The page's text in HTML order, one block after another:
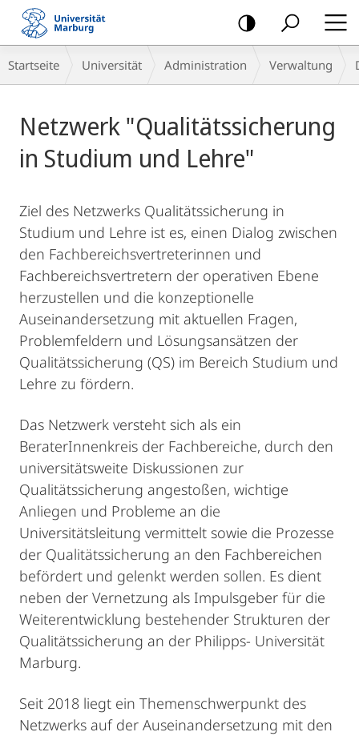
Mobile-
Navigation
Breadcrumb-
Navigation
Startseite Universität Administration Verwaltung
Netzwerk "Qualitätssicherung
in Studium und Lehre"
Ziel des Netzwerks Qualitätssicherung in
Studium und Lehre ist es, einen Dialog zwischen
den Fachbereichsvertreterinnen und
Fachbereichsvertretern der operativen Ebene
herzustellen und die konzeptionelle
Auseinandersetzung mit aktuellen Fragen,
Problemfeldern und Lösungsansätzen der
Qualitätssicherung (QS) im Bereich Studium und
Lehre zu fördern.
Das Netzwerk versteht sich als ein
BeraterInnenkreis der Fachbereiche, durch den
universitätsweite Diskussionen zur
Qualitätssicherung angestoßen, wichtige
Anliegen und Probleme an die
Universitätsleitung vermittelt sowie die Prozesse
der Qualitätssicherung an den Fachbereichen
befördert und gelenkt werden sollen. Es dient
neben der Vernetzung als Impulsgeber für die
Weiterentwicklung bestehender Strukturen der
Qualitätssicherung an der Philipps- Universität
Marburg.
Seit 2018 liegt ein Themenschwerpunkt des
Netzwerks auf der Auseinandersetzung mit den